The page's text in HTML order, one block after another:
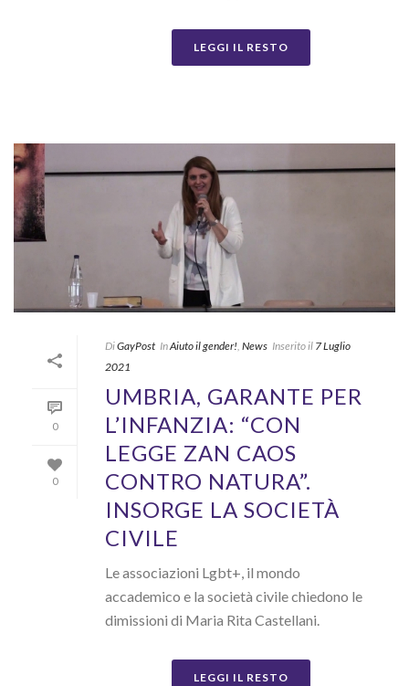
LEGGI IL RESTO
0
0
DiGayPost InAiuto il gender! News Inserito il 7 Luglio
2021
UMBRIA, GARANTE PER
L’INFANZIA: “CON
LEGGE ZAN CAOS
CONTRO NATURA”.
INSORGE LA SOCIETÀ
CIVILE
Le associazioni Lgbt+, il mondo
accademico e la società civile chiedono le
dimissioni di Maria Rita Castellani.
LEGGI IL RESTO